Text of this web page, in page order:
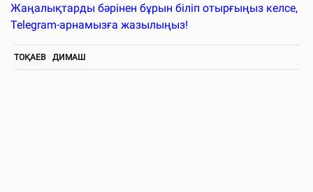
Жаңалықтарды бәрінен бұрын біліп отырғыңыз келсе,
Telegram-арнамызға жазылыңыз!
ТОҚАЕВ ДИМАШ